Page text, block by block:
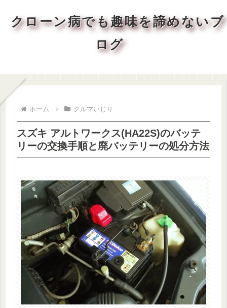
クローン病でも趣味を諦めないブ
ログ
ホーム クルマいじり
スズキ アルトワークス(HA22S)のバッテ
リーの交換手順と廃バッテリーの処分方法